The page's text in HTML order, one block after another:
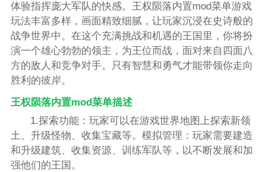
体验指挥庞大军队的快感。王权陨落内置mod菜单游戏
玩法丰富多样，画面精致细腻，让玩家沉浸在史诗般的
战争世界中。在这个充满挑战和机遇的王国里，你将扮
演一个雄心勃勃的领主，为王位而战，面对来自四面八
方的敌人和竞争对手。只有智慧和勇气才能带领你走向
胜利的彼岸。
王权陨落内置mod菜单描述
1.探索功能：玩家可以在游戏世界地图上探索新领
土、升级怪物、收集宝藏等。模拟管理：玩家需要建造
和升级建筑、收集资源、训练军队等，以不断发展和加
强他们的王国。